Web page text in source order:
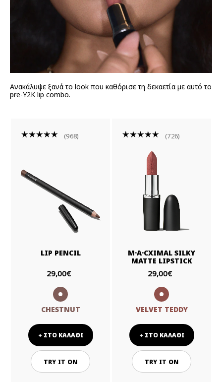
Ανακάλυψε ξανά το look που καθόρισε τη δεκαετία με αυτό το
pre-Y2K lip combo.
968
LIP PENCIL
29,00€
CHESTNUT
+ ΣΤΟ ΚΑΛΑΘΙ
TRY IT ON
726
M·A·CXIMAL SILKY
MATTE LIPSTICK
29,00€
VELVET TEDDY
+ ΣΤΟ ΚΑΛΑΘΙ
TRY IT ON